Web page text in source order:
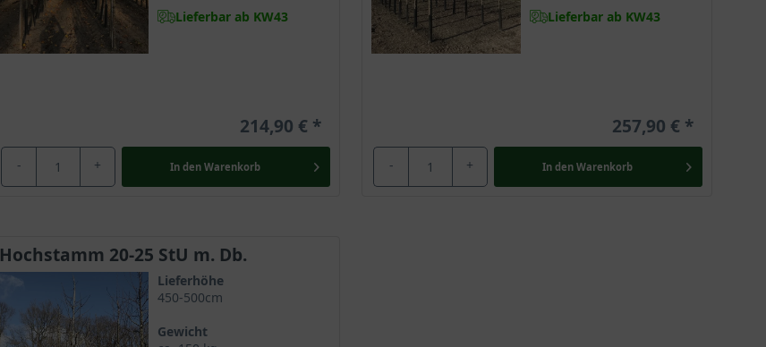
Lieferbar ab KW43
214,90 €
- + In den Warenkorb
Lieferbar ab KW43
257,90 €
- + In den Warenkorb
Hochstamm 20-25 StU m. Db.
Lieferhöhe
450-500cm
Gewicht